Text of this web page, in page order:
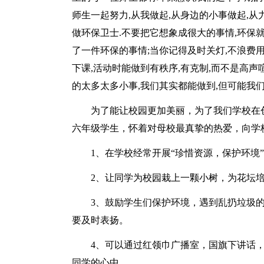
师生一起努力,从我做起,从身边的小事做起,
做环保卫士.不要把它想象成很大的事情,环保
了一件环保的事情;当你记得及时关灯,不浪费
下课,活动时能做到有秩序,有克制,而不是高
的太多太多小事,我们其实都能做到,但可能我
为了能让校园更加美丽，为了我们学校在
六年级学生，怀着对母校最真挚的热爱，向学
1、在学校经常开展“珍惜资源，保护环境
2、让同学为校园栽上一颗小树，为花坛
3、鼓励学生们保护环境，遇到乱扔垃圾的
要及时表扬。
4、可以通过红领巾广播室，国旗下讲话，